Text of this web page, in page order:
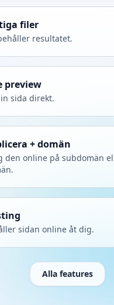
filer
resultatet.
preview
sida direkt.
+ domän
den online på subdomän
sidan online åt dig.
Alla features